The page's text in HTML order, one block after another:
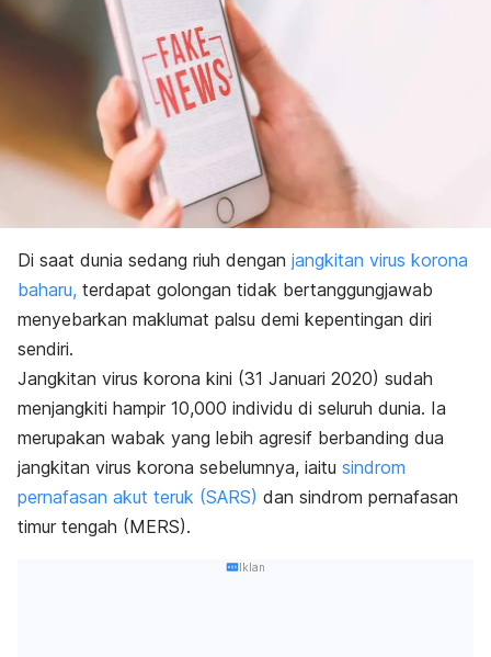
Di saat dunia sedang riuh dengan jangkitan virus korona
baharu, terdapat golongan tidak bertanggungjawab
menyebarkan maklumat palsu demi kepentingan diri
sendiri.
Jangkitan virus korona kini (31 Januari 2020) sudah
menjangkiti hampir 10,000 individu di seluruh dunia. Ia
merupakan wabak yang lebih agresif berbanding dua
jangkitan virus korona sebelumnya, iaitu sindrom
pernafasan akut teruk (SARS) dan sindrom pernafasan
timur tengah (MERS).
Iklan